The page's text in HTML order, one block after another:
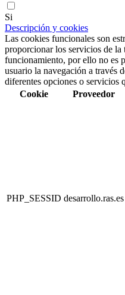
Si
Descripción y cookies
Las cookies funcionales son
proporcionar los servicios de la
funcionamiento, por ello no es
usuario la navegación a través
diferentes opciones o servicios
Cookie
Proveedor
PHP_SESSID desarrollo.ras.es